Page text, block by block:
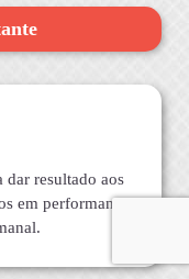
dar resultado aos
em performance,